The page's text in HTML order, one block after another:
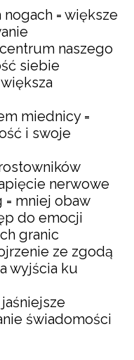
= większe
naszego
siebie
miednicy =
i swoje
nerwowe
= mniej obaw
do emocji
granic
ze zgodą
wyjścia ku
świadomości